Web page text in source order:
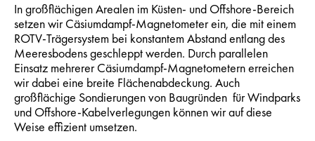
In großflächigen Arealen im Küsten- und Offshore-Bereich
setzen wir Cäsiumdampf-Magnetometer ein, die mit einem
ROTV-Trägersystem bei konstantem Abstand entlang des
Meeresbodens geschleppt werden. Durch parallelen
Einsatz mehrerer Cäsiumdampf-Magnetometern erreichen
wir dabei eine breite Flächenabdeckung. Auch
großflächige Sondierungen von Baugründen für Windparks
und Offshore-Kabelverlegungen können wir auf diese
Weise effizient umsetzen.